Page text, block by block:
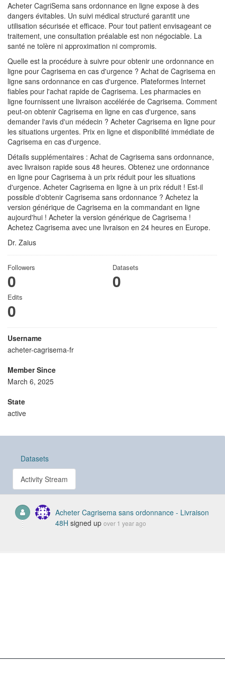
Acheter CagriSema sans ordonnance en ligne expose à des
dangers évitables. Un suivi médical structuré garantit une
utilisation sécurisée et efficace. Pour tout patient envisageant ce
traitement, une consultation préalable est non négociable. La
santé ne tolère ni approximation ni compromis.
Quelle est la procédure à suivre pour obtenir une ordonnance en
ligne pour Cagrisema en cas d'urgence ? Achat de Cagrisema en
ligne sans ordonnance en cas d'urgence. Plateformes Internet
fiables pour l'achat rapide de Cagrisema. Les pharmacies en
ligne fournissent une livraison accélérée de Cagrisema. Comment
peut-on obtenir Cagrisema en ligne en cas d'urgence, sans
demander l'avis d'un médecin ? Acheter Cagrisema en ligne pour
les situations urgentes. Prix en ligne et disponibilité immédiate de
Cagrisema en cas d'urgence.
Détails supplémentaires : Achat de Cagrisema sans ordonnance,
avec livraison rapide sous 48 heures. Obtenez une ordonnance
en ligne pour Cagrisema à un prix réduit pour les situations
d'urgence. Acheter Cagrisema en ligne à un prix réduit ! Est-il
possible d'obtenir Cagrisema sans ordonnance ? Achetez la
version générique de Cagrisema en la commandant en ligne
aujourd'hui ! Acheter la version générique de Cagrisema !
Achetez Cagrisema avec une livraison en 24 heures en Europe.
Dr. Zaius
Followers
0
Datasets
0
Edits
0
Username
acheter-cagrisema-fr
Member Since
March 6, 2025
State
active
Datasets
Activity Stream
Acheter Cagrisema sans ordonnance - Livraison
48H signed up over 1 year ago